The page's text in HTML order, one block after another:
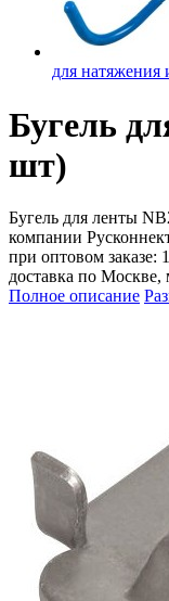
для натяжения
Бугель
шт)
Бугель для ленты
компании
при оптовом заказе:
доставка по Москве,
Полное описание